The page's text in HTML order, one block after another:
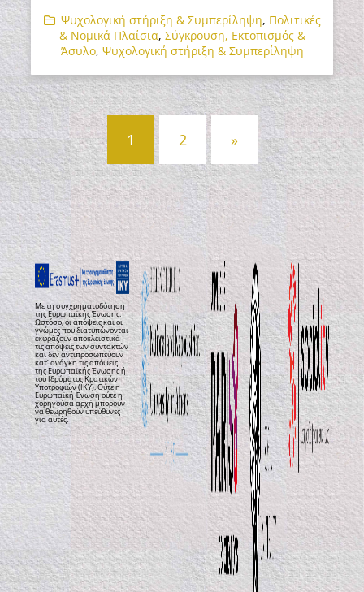
Ψυχολογική στήριξη & Συμπερίληψη, Πολιτικές
& Νομικά Πλαίσια, Σύγκρουση, Εκτοπισμός &
Άσυλο, Ψυχολογική στήριξη & Συμπερίληψη
Πλοήγηση
άρθρων
1 2 »
Με τη συγχρηματοδότηση
της Ευρωπαϊκής Ένωσης.
Ωστόσο, οι απόψεις και οι
γνώμες που διατυπώνονται
εκφράζουν αποκλειστικά
τις απόψεις των συντακτών
και δεν αντιπροσωπεύουν
κατ’ ανάγκη τις απόψεις
της Ευρωπαϊκής Ένωσης ή
του Ιδρύματος Κρατικών
Υποτροφιών (ΙΚΥ). Ούτε η
Ευρωπαϊκή Ένωση ούτε η
χορηγούσα αρχή μπορούν
να θεωρηθούν υπεύθυνες
για αυτές.